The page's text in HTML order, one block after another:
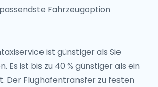
Fahrzeugoption
ist günstiger als Sie
Es ist bis zu 40 % günstiger als ein
Der Flughafentransfer zu festen